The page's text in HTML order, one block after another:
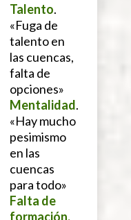
Talento.
«Fuga de
talento en
las cuencas,
falta de
opciones»
Mentalidad.
«Hay mucho
pesimismo
en las
cuencas
para todo»
Falta de
formación.